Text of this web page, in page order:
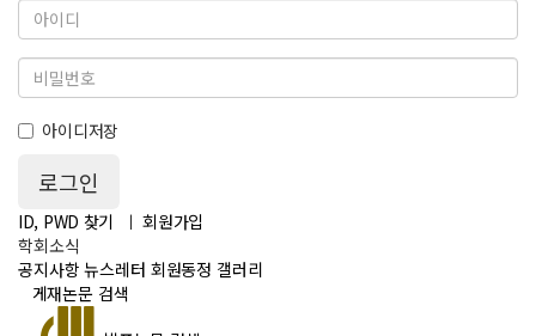
아이디저장
ID, PWD 찾기 ㅣ회원가입
학회소식
공지사항 뉴스레터 회원동정 갤러리
게재논문 검색